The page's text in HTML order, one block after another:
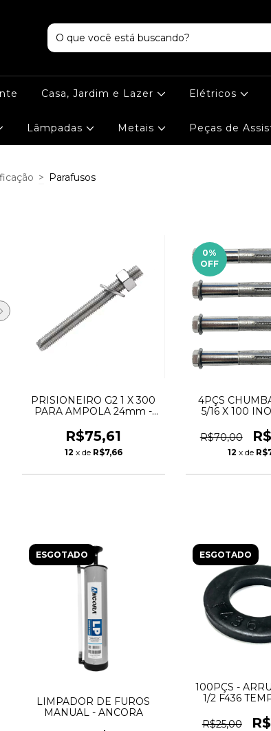
Casa, Jardim e Lazer Elétricos
Lâmpadas Metais Peças de
> Parafusos
PRISIONEIRO G2 1 X 300
PARA AMPOLA 24mm -
R$75,61
12 x de R$7,66
0%
OFF
4PÇS
5/16 X 100
R$70,00
12 x de
ESGOTADO
LIMPADOR DE FUROS
MANUAL - ANCORA
ESGOTADO
100PÇS -
1/2 F436
R$25,00